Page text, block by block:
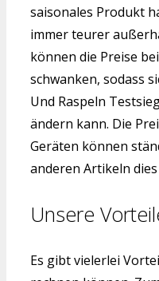
saisonales Produkt
immer teurer
können die Preise
schwanken, sodass
Und Raspeln
ändern kann. Die
Geräten können
anderen Artikeln
Unsere
Es gibt vielerlei